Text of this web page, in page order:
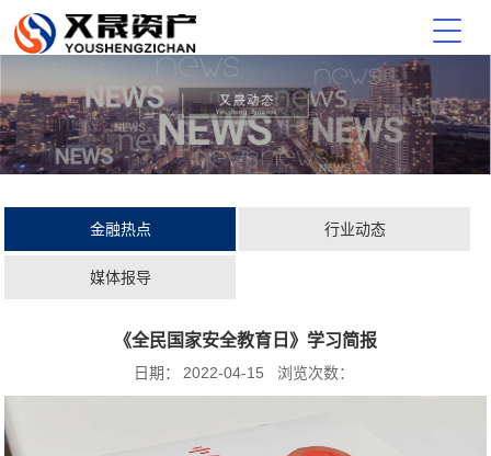
金融热点 行业动态
媒体报导
《全民国家安全教育日》学习简报
日期： 2022-04-15 浏览次数：